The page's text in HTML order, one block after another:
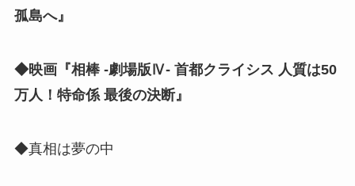
孤島へ』
◆映画『相棒 -劇場版Ⅳ- 首都クライシス 人質は50
万人！特命係 最後の決断』
◆真相は夢の中